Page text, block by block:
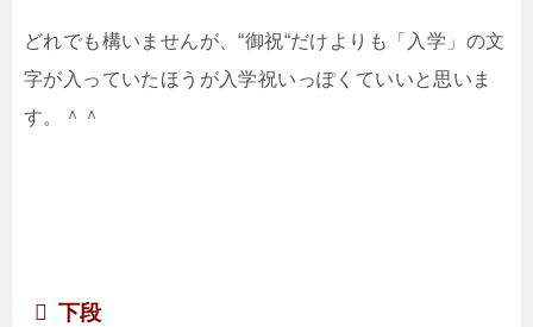
どれでも構いませんが、“御祝“だけよりも「入学」の文
字が入っていたほうが入学祝いっぽくていいと思いま
す。＾＾
下段